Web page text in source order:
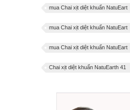
mua Chai xịt diệt khuẩn NatuEart
mua Chai xịt diệt khuẩn NatuEart
mua Chai xịt diệt khuẩn NatuEart
Chai xịt diệt khuẩn NatuEarth 41